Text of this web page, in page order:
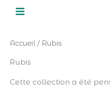
Remise de 10% sur
Aller
Accueil / Rubis
Rubis
Cette collection a été